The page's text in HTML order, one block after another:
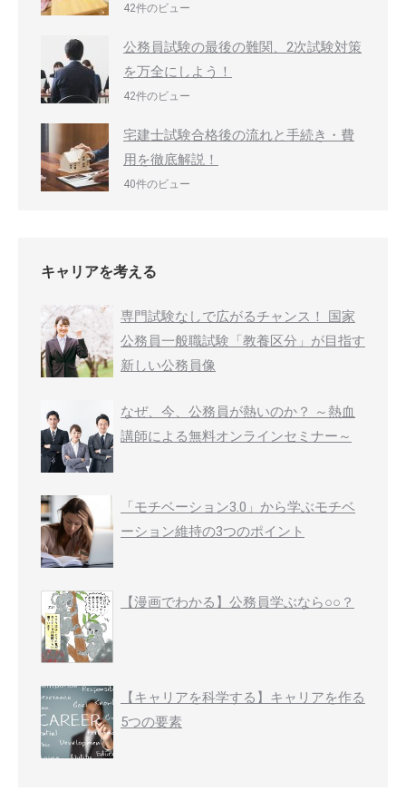
42件のビュー
公務員試験の最後の難関、2次試験対策
を万全にしよう！
42件のビュー
宅建士試験合格後の流れと手続き・費
用を徹底解説！
40件のビュー
キャリアを考える
専門試験なしで広がるチャンス！ 国家
公務員一般職試験「教養区分」が目指す
新しい公務員像
なぜ、今、公務員が熱いのか？ ～熱血
講師による無料オンラインセミナー～
「モチベーション3.0」から学ぶモチベ
ーション維持の3つのポイント
【漫画でわかる】公務員学ぶなら○○？
【キャリアを科学する】キャリアを作る
5つの要素